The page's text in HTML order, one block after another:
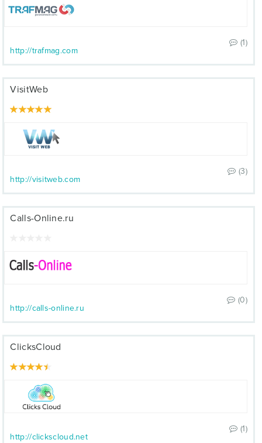
(1)
http://trafmag.com
VisitWeb
(3)
http://visitweb.com
Calls-Online.ru
(0)
http://calls-online.ru
ClicksCloud
(1)
http://clickscloud.net